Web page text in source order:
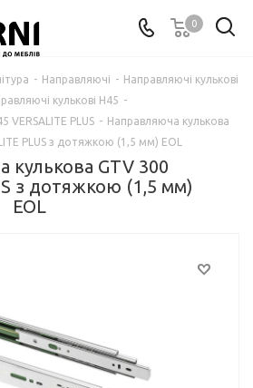
0
- Направляючі - Направляючі кулькові
кулькові H45 -
VERSALITE PLUS - Направляюча кулькова
PLUS з дотяжкою (1,5 мм) EOL
кулькова GTV 300
з дотяжкою (1,5 мм)
EOL